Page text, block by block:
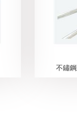
不鏽